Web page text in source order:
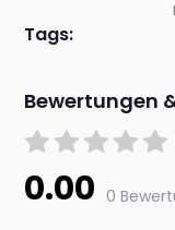
Tags:
Bewertungen
0.00 0